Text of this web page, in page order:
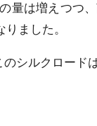
量は増えつつ
ました。
シルクロードは